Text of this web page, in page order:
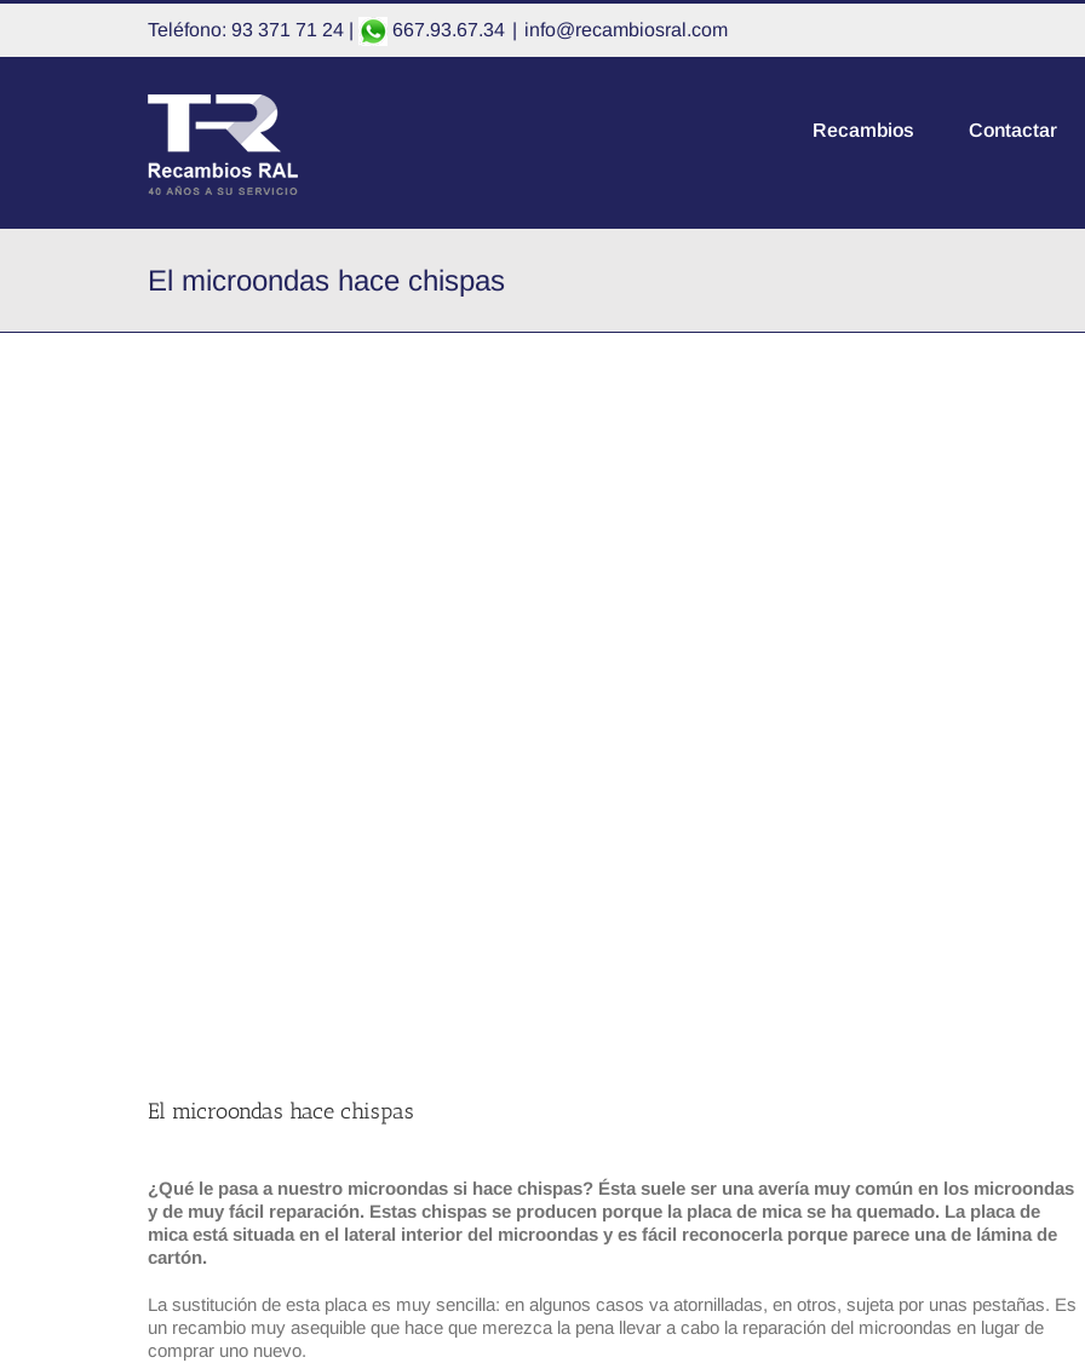
Saltar
contenido
Teléfono: 93 371 71 24 | 667.93.67.34 | info@recambiosral.com
Recambios Contactar
El microondas hace chispas
El microondas hace chispas
¿Qué le pasa a nuestro microondas si hace chispas? Ésta suele ser una avería muy común en los microondas
y de muy fácil reparación. Estas chispas se producen porque la placa de mica se ha quemado. La placa de
mica está situada en el lateral interior del microondas y es fácil reconocerla porque parece una de lámina de
cartón.
La sustitución de esta placa es muy sencilla: en algunos casos va atornilladas, en otros, sujeta por unas pestañas. Es
un recambio muy asequible que hace que merezca la pena llevar a cabo la reparación del microondas en lugar de
comprar uno nuevo.